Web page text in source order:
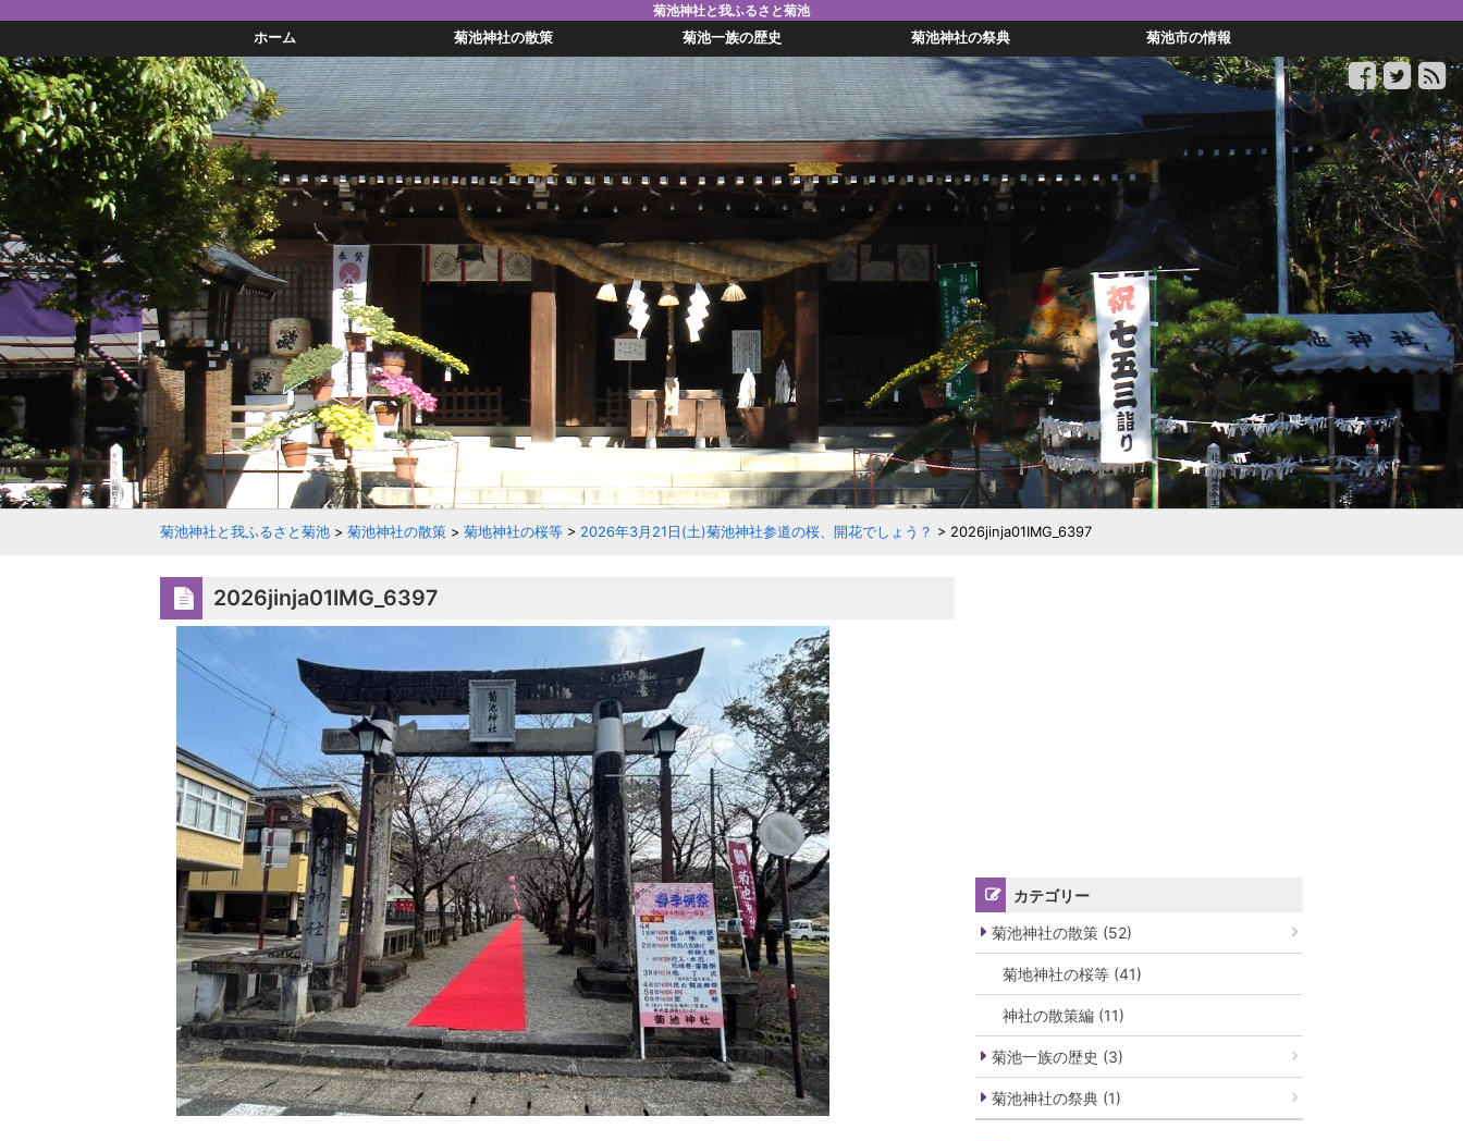
菊池神社と我ふるさと菊池
ホーム
菊池神社の散策 菊池一族の歴史 菊池神社の祭典 菊池市の情報
菊池神社と我ふるさと菊池 > 菊池神社の散策 > 菊地神社の桜等 > 2026年3月21日(土)菊池神社参道の桜、開花でしょう？ > 2026jinja01IMG_6397
2026jinja01IMG_6397
カテゴリー
菊池神社の散策 (52)
菊地神社の桜等 (41)
神社の散策編 (11)
菊池一族の歴史 (3)
菊池神社の祭典 (1)